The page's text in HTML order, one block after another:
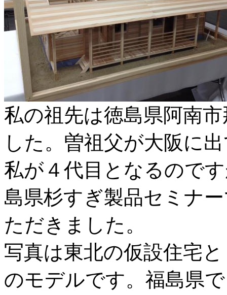
私の祖先は徳島県阿南
した。曽祖父が大阪に
私が４代目となるので
島県杉すぎ製品セミナ
ただきました。
写真は東北の仮設住宅
のモデルです。福島県